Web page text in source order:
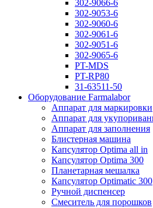
302-9066-6
302-9053-6
302-9060-6
302-9061-6
302-9051-6
302-9065-6
PT-MDS
PT-RP80
31-63511-50
Оборудование Farmalabor
Аппарат для маркировки
Аппарат для
Аппарат для заполнения
Блистерная машина
Капсулятор Optima all in
Капсулятор Optima 300
Планетарная мешалка
Капсулятор Optimatic 300
Ручной диспенсер
Смеситель для порошков